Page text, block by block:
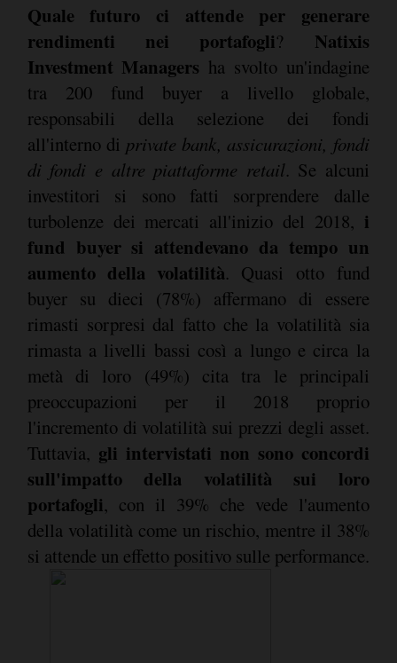
Quale futuro ci attende per generare
rendimenti nei portafogli? Natixis
Investment Managers ha svolto un'indagine
tra 200 fund buyer a livello globale,
responsabili della selezione dei fondi
all'interno di private bank, assicurazioni, fondi
di fondi e altre piattaforme retail. Se alcuni
investitori si sono fatti sorprendere dalle
turbolenze dei mercati all'inizio del 2018, i
fund buyer si attendevano da tempo un
aumento della volatilità. Quasi otto fund
buyer su dieci (78%) affermano di essere
rimasti sorpresi dal fatto che la volatilità sia
rimasta a livelli bassi così a lungo e circa la
metà di loro (49%) cita tra le principali
preoccupazioni per il 2018 proprio
l'incremento di volatilità sui prezzi degli asset.
Tuttavia, gli intervistati non sono concordi
sull'impatto della volatilità sui loro
portafogli, con il 39% che vede l'aumento
della volatilità come un rischio, mentre il 38%
si attende un effetto positivo sulle performance.